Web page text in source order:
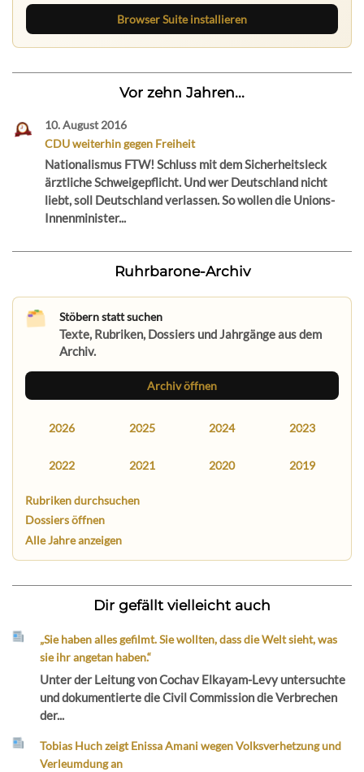
Browser Suite installieren
Vor zehn Jahren...
10. August 2016
CDU weiterhin gegen Freiheit
Nationalismus FTW! Schluss mit dem Sicherheitsleck
ärztliche Schweigepflicht. Und wer Deutschland nicht
liebt, soll Deutschland verlassen. So wollen die Unions-
Innenminister...
Ruhrbarone-Archiv
Stöbern statt suchen
Texte, Rubriken, Dossiers und Jahrgänge aus dem
Archiv.
Archiv öffnen
2026 2025 2024 2023
2022 2021 2020 2019
Rubriken durchsuchen
Dossiers öffnen
Alle Jahre anzeigen
Dir gefällt vielleicht auch
„Sie haben alles gefilmt. Sie wollten, dass die Welt sieht, was
sie ihr angetan haben.“
Unter der Leitung von Cochav Elkayam-Levy untersuchte
und dokumentierte die Civil Commission die Verbrechen
der...
Tobias Huch zeigt Enissa Amani wegen Volksverhetzung und
Verleumdung an